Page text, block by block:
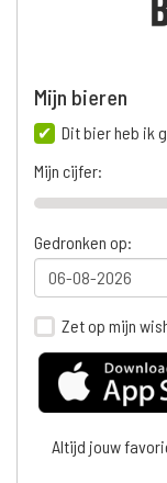
Mijn bieren
Dit bier heb ik
Mijn cijfer:
Gedronken op:
Zet op mijn
Altijd jouw